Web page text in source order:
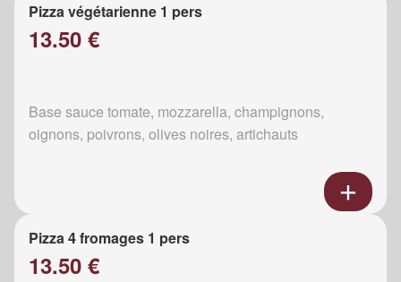
Pizza végétarienne 1 pers
13.50 €
Base sauce tomate, mozzarella, champignons,
oignons, poivrons, olives noires, artichauts
Pizza 4 fromages 1 pers
13.50 €